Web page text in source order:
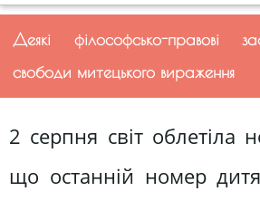
Деякі філософсько-правові
свободи митецького вираження
2 серпня світ облетіла
що останній номер